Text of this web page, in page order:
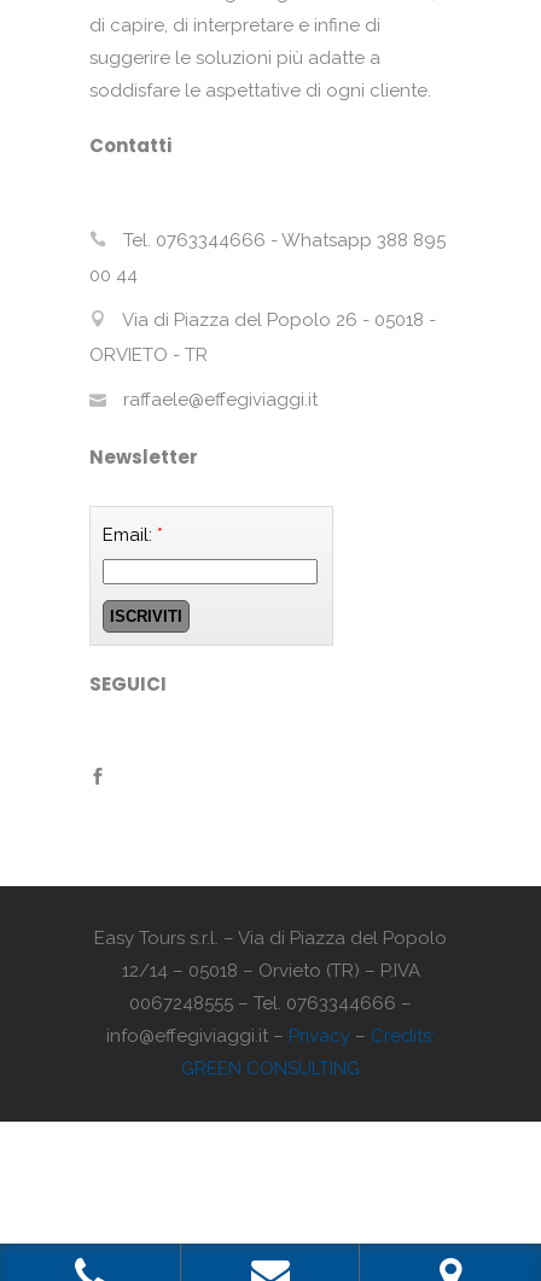
di capire, di interpretare e infine di
suggerire le soluzioni più adatte a
soddisfare le aspettative di ogni cliente.
Contatti
Tel. 0763344666 - Whatsapp 388 895
00 44
Via di Piazza del Popolo 26 - 05018 -
ORVIETO - TR
raffaele@effegiviaggi.it
Newsletter
Email: *
SEGUICI
Easy Tours s.r.l. – Via di Piazza del Popolo
12/14 – 05018 – Orvieto (TR) – P.IVA
0067248555 – Tel. 0763344666 –
info@effegiviaggi.it – Privacy – Credits:
GREEN CONSULTING